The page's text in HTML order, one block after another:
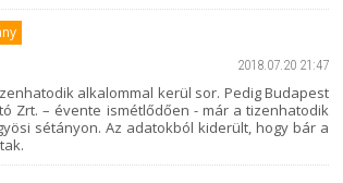
2018.07.20 21:47
alkalommal kerül sor. Pedig Budapest
Zrt. – évente ismétlődően - már a tizenhatodik
sétányon. Az adatokból kiderült, hogy bár a